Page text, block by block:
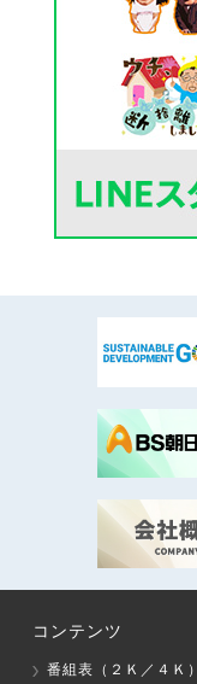
コンテンツ
番組表（２Ｋ／４Ｋ）